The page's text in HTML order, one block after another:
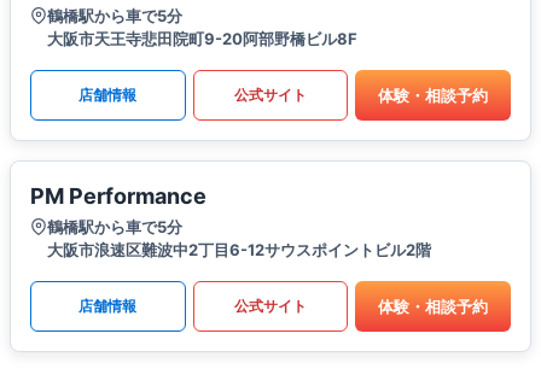
鶴橋駅から車で5分
大阪市天王寺悲田院町9-20阿部野橋ビル8F
店舗情報 公式サイト 体験・相談予約
PM Performance
鶴橋駅から車で5分
大阪市浪速区難波中2丁目6-12サウスポイントビル2階
店舗情報 公式サイト 体験・相談予約